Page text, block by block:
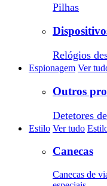
Pilhas
Relógios
Espionagem Ver
Outros
Detetores
Estilo Ver tudo
Canecas
Canecas de